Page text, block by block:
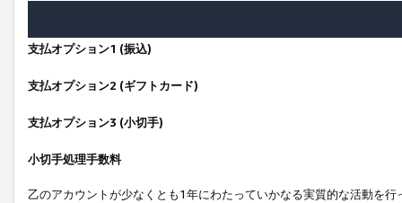
支払オプション1 (振込)
支払オプション2 (ギフトカード)
支払オプション3 (小切手)
小切手処理手数料
乙のアカウントが少なくとも1年にわたっていかなる実質的な活動を